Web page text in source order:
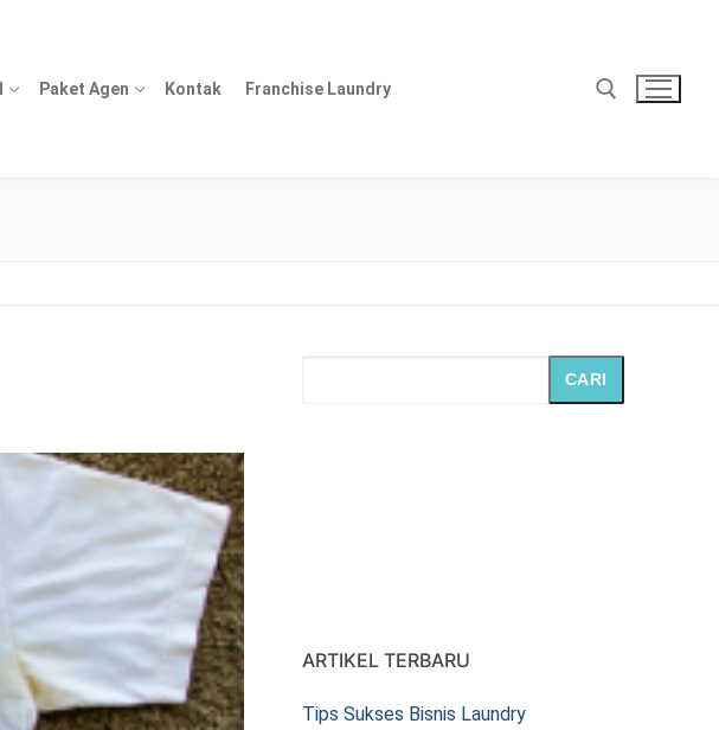
Paket Agen Kontak Franchise Laundry
CARI
ARTIKEL TERBARU
Tips Sukses Bisnis Laundry